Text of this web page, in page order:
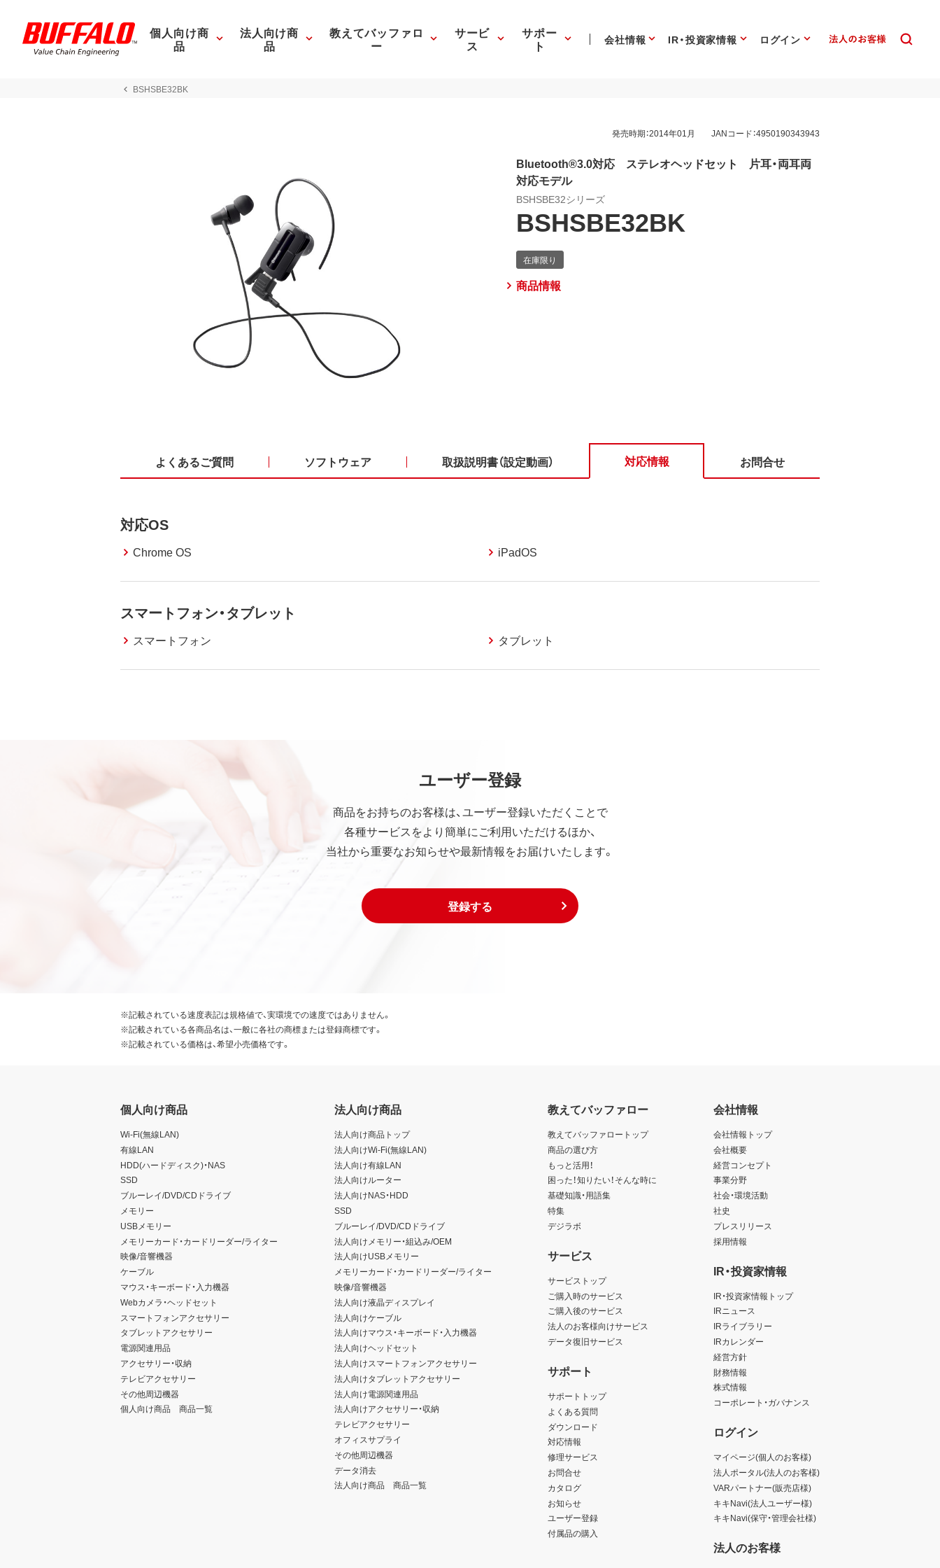
個人向け商
品
法人向け商
品
教えてバッファロ
ー
サービ
ス
サポー
ト 会社情報 IR・投資家情報 ログイン
BSHSBE32BK
発売時期：2014年01月 JANコード：4950190343943
Bluetooth®3.0対応 ステレオヘッドセット 片耳・両耳両
対応モデル
BSHSBE32シリーズ
BSHSBE32BK
商品情報
よくあるご質問 ソフトウェア 取扱説明書（設定動画） 対応情報 お問合せ
対応OS
Chrome OS iPadOS
スマートフォン・タブレット
スマートフォン タブレット
ユーザー登録
商品をお持ちのお客様は、ユーザー登録いただくことで
各種サービスをより簡単にご利用いただけるほか、
当社から重要なお知らせや最新情報をお届けいたします。
登録する
※記載されている速度表記は規格値で、実環境での速度ではありません。
※記載されている各商品名は、一般に各社の商標または登録商標です。
※記載されている価格は、希望小売価格です。
個人向け商品
Wi-Fi(無線LAN)
有線LAN
HDD(ハードディスク)・NAS
SSD
ブルーレイ/DVD/CDドライブ
メモリー
USBメモリー
メモリーカード・カードリーダー/ライター
映像/音響機器
ケーブル
マウス・キーボード・入力機器
Webカメラ・ヘッドセット
スマートフォンアクセサリー
タブレットアクセサリー
電源関連用品
アクセサリー・収納
テレビアクセサリー
その他周辺機器
個人向け商品 商品一覧
法人向け商品
法人向け商品トップ
法人向けWi-Fi(無線LAN)
法人向け有線LAN
法人向けルーター
法人向けNAS・HDD
SSD
ブルーレイ/DVD/CDドライブ
法人向けメモリー・組込み/OEM
法人向けUSBメモリー
メモリーカード・カードリーダー/ライター
映像/音響機器
法人向け液晶ディスプレイ
法人向けケーブル
法人向けマウス・キーボード・入力機器
法人向けヘッドセット
法人向けスマートフォンアクセサリー
法人向けタブレットアクセサリー
法人向け電源関連用品
法人向けアクセサリー・収納
テレビアクセサリー
オフィスサプライ
その他周辺機器
データ消去
法人向け商品 商品一覧
教えてバッファロー
教えてバッファロートップ
商品の選び方
もっと活用！
困った！知りたい！そんな時に
基礎知識・用語集
特集
デジラボ
サービス
サービストップ
ご購入時のサービス
ご購入後のサービス
法人のお客様向けサービス
データ復旧サービス
サポート
サポートトップ
よくある質問
ダウンロード
対応情報
修理サービス
お問合せ
カタログ
お知らせ
ユーザー登録
付属品の購入
会社情報
会社情報トップ
会社概要
経営コンセプト
事業分野
社会・環境活動
社史
プレスリリース
採用情報
IR・投資家情報
IR・投資家情報トップ
IRニュース
IRライブラリー
IRカレンダー
経営方針
財務情報
株式情報
コーポレート・ガバナンス
ログイン
マイページ(個人のお客様)
法人ポータル(法人のお客様)
VARパートナー(販売店様)
キキNavi(法人ユーザー様)
キキNavi(保守・管理会社様)
法人のお客様